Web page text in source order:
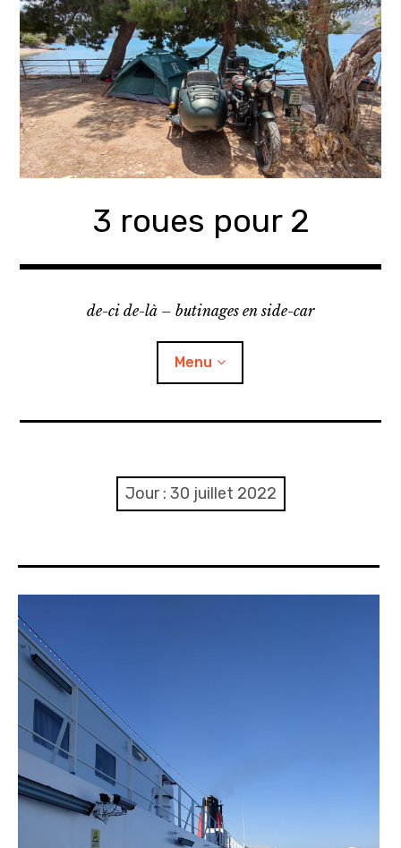
Accéder
contenu
principal
3 roues pour 2
de-ci de-là – butinages en side-car
Menu
Confidentialité
Itinéraire(s)
Jour : 30 juillet 2022